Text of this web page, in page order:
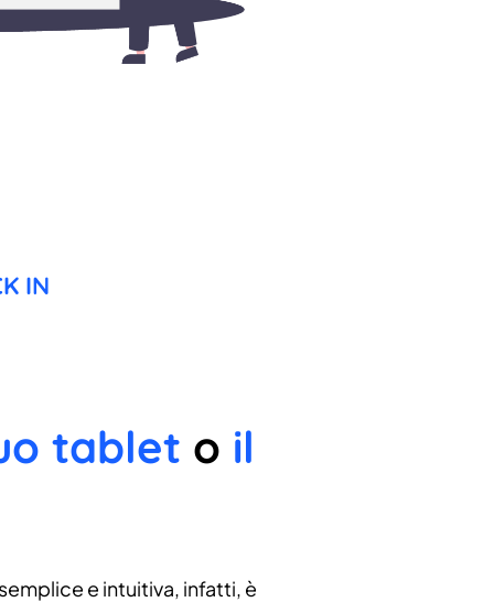
IN
tablet o il
e intuitiva, infatti, è